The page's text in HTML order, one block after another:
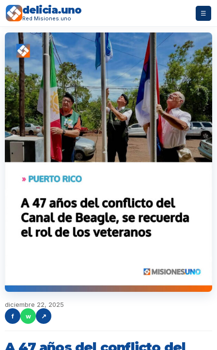
delicia.uno
Red Misiones.uno
☰
diciembre 22, 2025
f
w ↗